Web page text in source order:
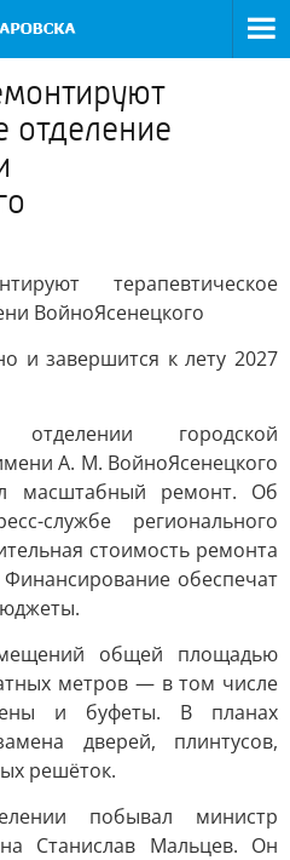
отделение
терапевтическое
ВойноЯсенецкого
и завершится к лету 2027
городской
А. М. ВойноЯсенецкого
масштабный ремонт. Об
службе регионального
стоимость ремонта
обеспечат
общей площадью
метров — в том числе
и буфеты. В планах
дверей, плинтусов,
решёток.
побывал министр
Станислав Мальцев. Он